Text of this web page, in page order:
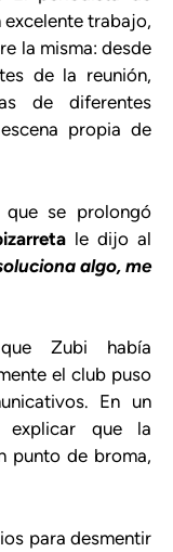
excelente trabajo,
la misma: desde
de la reunión,
de diferentes
propia de
se prolongó
le dijo al
algo, me
Zubi había
el club puso
En un
explicar que la
punto de broma,
para desmentir